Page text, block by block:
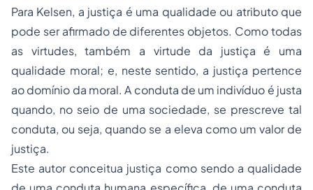
Para Kelsen, a justiça é uma qualidade ou atributo que
pode ser afirmado de diferentes objetos. Como todas
as virtudes, também a virtude da justiça é uma
qualidade moral; e, neste sentido, a justiça pertence
ao domínio da moral. A conduta de um indivíduo é justa
quando, no seio de uma sociedade, se prescreve tal
conduta, ou seja, quando se a eleva como um valor de
justiça.
Este autor conceitua justiça como sendo a qualidade